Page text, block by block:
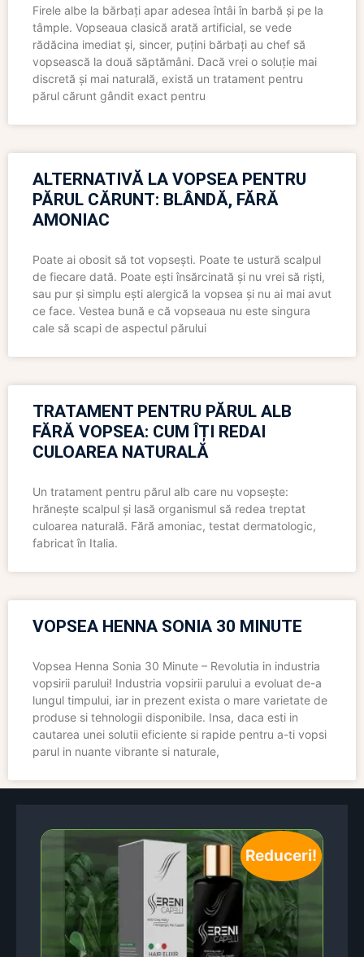
Firele albe la bărbați apar adesea întâi în barbă și pe la
tâmple. Vopseaua clasică arată artificial, se vede
rădăcina imediat și, sincer, puțini bărbați au chef să
vopsească la două săptămâni. Dacă vrei o soluție mai
discretă și mai naturală, există un tratament pentru
părul cărunt gândit exact pentru
ALTERNATIVĂ LA VOPSEA PENTRU
PĂRUL CĂRUNT: BLÂNDĂ, FĂRĂ
AMONIAC
Poate ai obosit să tot vopsești. Poate te ustură scalpul
de fiecare dată. Poate ești însărcinată și nu vrei să riști,
sau pur și simplu ești alergică la vopsea și nu ai mai avut
ce face. Vestea bună e că vopseaua nu este singura
cale să scapi de aspectul părului
TRATAMENT PENTRU PĂRUL ALB
FĂRĂ VOPSEA: CUM ÎȚI REDAI
CULOAREA NATURALĂ
Un tratament pentru părul alb care nu vopsește:
hrănește scalpul și lasă organismul să redea treptat
culoarea naturală. Fără amoniac, testat dermatologic,
fabricat în Italia.
VOPSEA HENNA SONIA 30 MINUTE
Vopsea Henna Sonia 30 Minute – Revolutia in industria
vopsirii parului! Industria vopsirii parului a evoluat de-a
lungul timpului, iar in prezent exista o mare varietate de
produse si tehnologii disponibile. Insa, daca esti in
cautarea unei solutii eficiente si rapide pentru a-ti vopsi
parul in nuante vibrante si naturale,
Reduceri!